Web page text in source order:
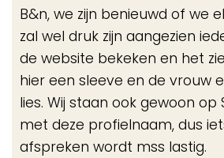
B&n, we zijn benieuwd of we
zal wel druk zijn aangezien
de website bekeken en het
hier een sleeve en de vrouw
lies. Wij staan ook gewoon op
met deze profielnaam, dus
afspreken wordt mss lastig.